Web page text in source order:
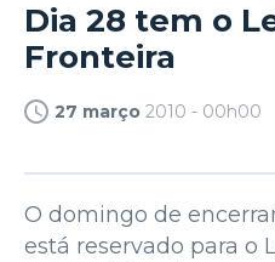
Dia 28 tem o
Fronteira
27 março 2010 - 00h00
O domingo de
está reservado para o